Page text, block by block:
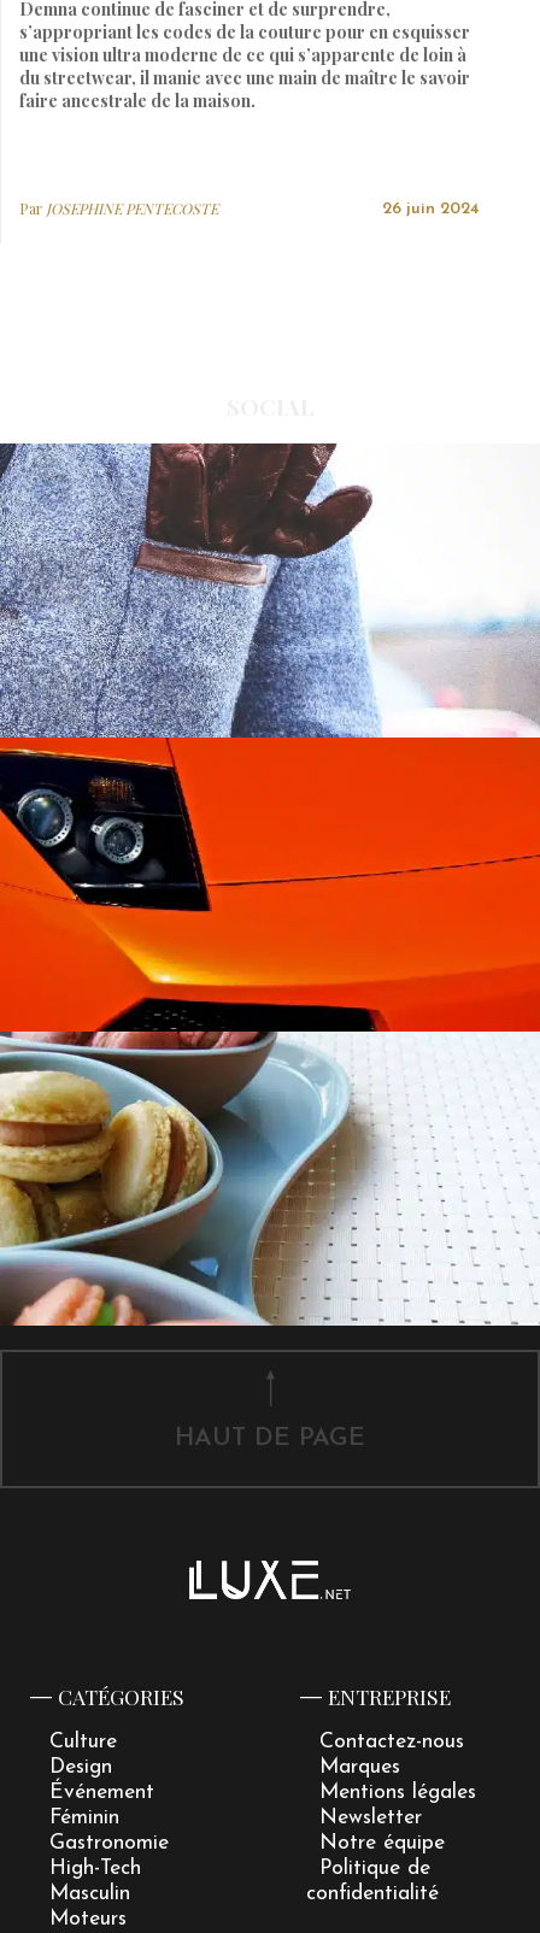
Demna continue de fasciner et de surprendre,
s’appropriant les codes de la couture pour en esquisser
une vision ultra moderne de ce qui s’apparente de loin à
du streetwear, il manie avec une main de maître le savoir
faire ancestrale de la maison.
Par JOSEPHINE PENTECOSTE 26 juin 2024
HAUT DE PAGE
CATÉGORIES
Culture
Design
Événement
Féminin
Gastronomie
High-Tech
Masculin
Moteurs
ENTREPRISE
Contactez-nous
Marques
Mentions légales
Newsletter
Notre équipe
Politique de
confidentialité